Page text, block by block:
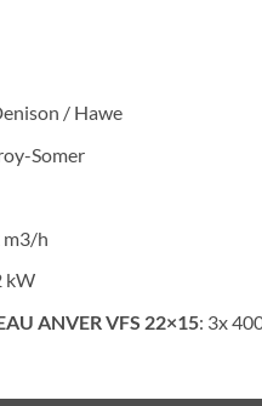
/ Hawe
Somer
m3/h
kW
ANVER VFS 22×15: 3x